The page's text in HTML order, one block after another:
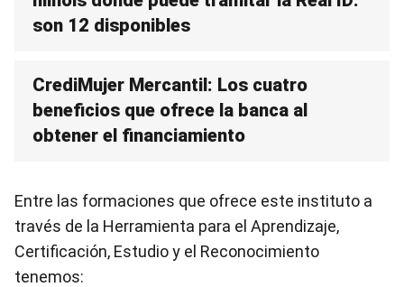
son 12 disponibles
CrediMujer Mercantil: Los cuatro
beneficios que ofrece la banca al
obtener el financiamiento
Entre las formaciones que ofrece este instituto a
través de la Herramienta para el Aprendizaje,
Certificación, Estudio y el Reconocimiento
tenemos: